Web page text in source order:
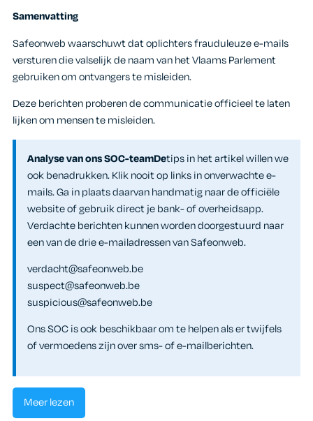
Samenvatting
Safeonweb waarschuwt dat oplichters frauduleuze e-mails
versturen die valselijk de naam van het Vlaams Parlement
gebruiken om ontvangers te misleiden.
Deze berichten proberen de communicatie officieel te laten
lijken om mensen te misleiden.
Analyse van ons SOC-teamDetips in het artikel willen we
ook benadrukken. Klik nooit op links in onverwachte e-
mails. Ga in plaats daarvan handmatig naar de officiële
website of gebruik direct je bank- of overheidsapp.
Verdachte berichten kunnen worden doorgestuurd naar
een van de drie e-mailadressen van Safeonweb.
verdacht@safeonweb.be
suspect@safeonweb.be
suspicious@safeonweb.be
Ons SOC is ook beschikbaar om te helpen als er twijfels
of vermoedens zijn over sms- of e-mailberichten.
Meer lezen